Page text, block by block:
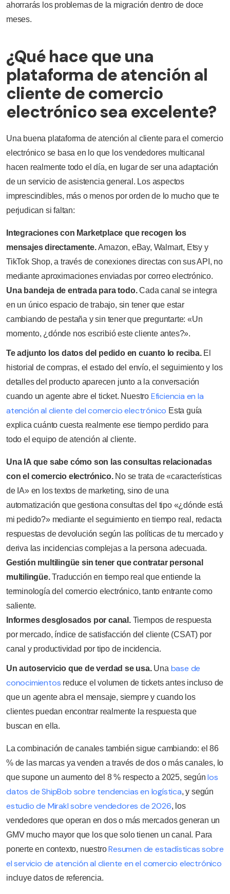
ahorrarás los problemas de la migración dentro de doce
meses.
¿Qué hace que una
plataforma de atención al
cliente de comercio
electrónico sea excelente?
Una buena plataforma de atención al cliente para el comercio
electrónico se basa en lo que los vendedores multicanal
hacen realmente todo el día, en lugar de ser una adaptación
de un servicio de asistencia general. Los aspectos
imprescindibles, más o menos por orden de lo mucho que te
perjudican si faltan:
Integraciones con Marketplace que recogen los
mensajes directamente.Amazon, eBay, Walmart, Etsy y
TikTok Shop, a través de conexiones directas con sus API, no
mediante aproximaciones enviadas por correo electrónico.
Una bandeja de entrada para todo.Cada canal se integra
en un único espacio de trabajo, sin tener que estar
cambiando de pestaña y sin tener que preguntarte: «Un
momento, ¿dónde nos escribió este cliente antes?».
Te adjunto los datos del pedido en cuanto lo reciba. El
historial de compras, el estado del envío, el seguimiento y los
detalles del producto aparecen junto a la conversación
cuando un agente abre el ticket. Nuestro Eficiencia en la
atención al cliente del comercio electrónico Esta guía
explica cuánto cuesta realmente ese tiempo perdido para
todo el equipo de atención al cliente.
Una IA que sabe cómo son las consultas relacionadas
con el comercio electrónico. No se trata de «características
de IA» en los textos de marketing, sino de una
automatización que gestiona consultas del tipo «¿dónde está
mi pedido?» mediante el seguimiento en tiempo real, redacta
respuestas de devolución según las políticas de tu mercado y
deriva las incidencias complejas a la persona adecuada.
Gestión multilingüe sin tener que contratar personal
multilingüe.Traducción en tiempo real que entiende la
terminología del comercio electrónico, tanto entrante como
saliente.
Informes desglosados por canal. Tiempos de respuesta
por mercado, índice de satisfacción del cliente (CSAT) por
canal y productividad por tipo de incidencia.
Un autoservicio que de verdad se usa. Una base de
conocimientos reduce el volumen de tickets antes incluso de
que un agente abra el mensaje, siempre y cuando los
clientes puedan encontrar realmente la respuesta que
buscan en ella.
La combinación de canales también sigue cambiando: el 86
% de las marcas ya venden a través de dos o más canales, lo
que supone un aumento del 8 % respecto a 2025, según los
datos de ShipBob sobre tendencias en logística, y según
estudio de Mirakl sobre vendedores de 2026, los
vendedores que operan en dos o más mercados generan un
GMV mucho mayor que los que solo tienen un canal. Para
ponerte en contexto, nuestroResumen de estadísticas sobre
el servicio de atención al cliente en el comercio electrónico
incluye datos de referencia.